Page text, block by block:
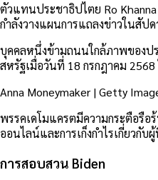
ตัวแทนประชาธิปไตย Ro
กำลังวางแผนการแถลงข่าวในสั
บุคคลหนึ่งข้ามถนนใกล้ภาพของป
สหรัฐเมื่อวันที่ 18 กรกฎาคม
Anna Moneymaker | Getty
พรรคเดโมแครตมีความกระตือรือ
ออนไลน์และการเก็งกำไรเกี่ยวกั
การสอบสวน Biden